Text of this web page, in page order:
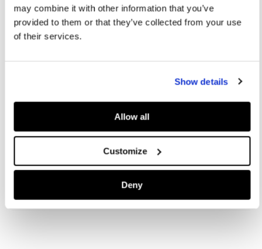
may combine it with other information that you’ve
provided to them or that they’ve collected from your use
of their services.
Show details
Allow all
Customize
Deny
Größentabelle
im Store
ARTIKEL DETAILS
LIEFERUNG UND RÜCKGABE